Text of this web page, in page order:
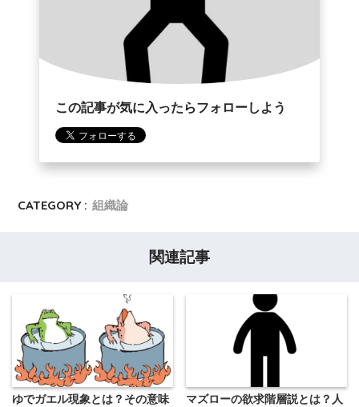
この記事が気に入ったらフォローしよう
CATEGORY : 組織論
関連記事
ゆでガエル現象とは？その意味
マズローの欲求階層説とは？人